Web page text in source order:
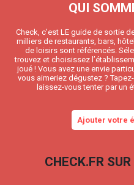
QUI
Check, c’est LE guide de sortie
milliers de restaurants, bars,
de loisirs sont référencés.
trouvez et choisissez
joué ! Vous avez une envie
vous aimeriez dégustez ?
laissez-vous tenter par un
Ajouter votre
CHECK.FR